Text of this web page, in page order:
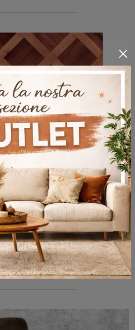
D 235 1
Clicca per scoprire un ricco catalogo di sedie fisse per stanze design: il modello D 235 1 di Molteni & C ti sta aspettando!